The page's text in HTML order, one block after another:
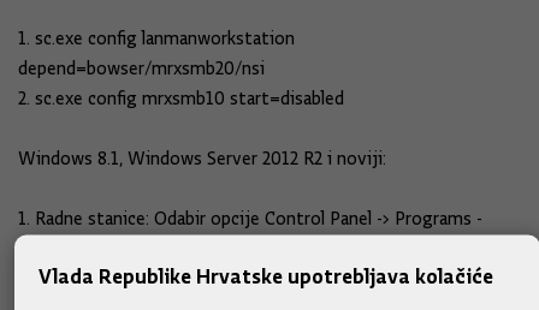
1. sc.exe config lanmanworkstation
depend=bowser/mrxsmb20/nsi
2. sc.exe config mrxsmb10 start=disabled
Windows 8.1, Windows Server 2012 R2 i noviji:
1. Radne stanice: Odabir opcije Control Panel -> Programs -
Server Manager -> Manage -> Remove Roles and Features)
Vlada Republike Hrvatske upotrebljava kolačiće